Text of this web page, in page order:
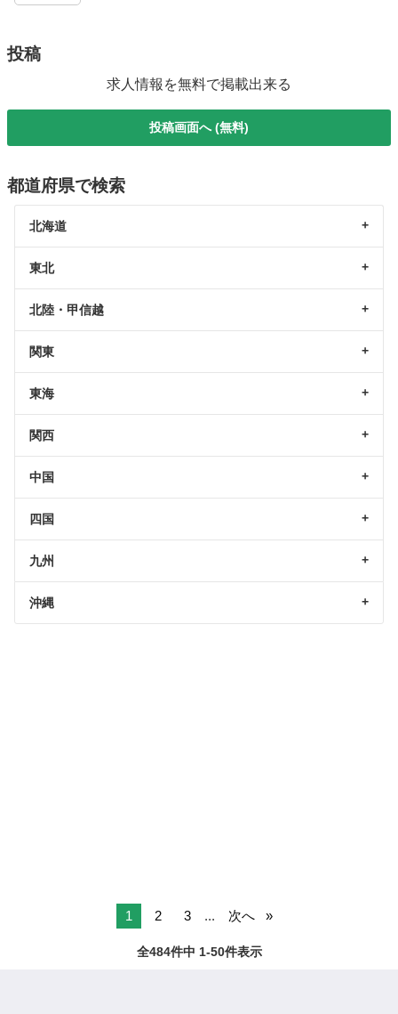
投稿
求人情報を無料で掲載出来る
投稿画面へ (無料)
都道府県で検索
北海道
東北
北陸・甲信越
関東
東海
関西
中国
四国
九州
沖縄
1 2 3 ... 次へ
全484件中 1-50件表示